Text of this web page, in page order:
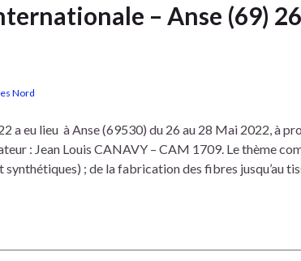
– Anse (69)
Nord
a eu lieu à Anse (69530) du 26 au 28 Mai 2022, à
: Jean Louis CANAVY – CAM 1709. Le thème
; de la fabrication des fibres jusqu’au